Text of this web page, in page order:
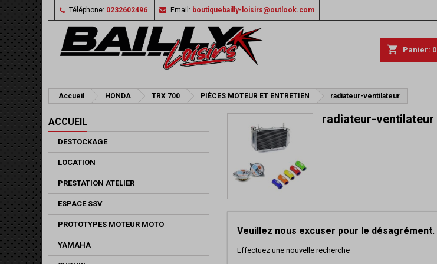
Téléphone: 0232602496 Email: boutiquebailly-loisirs@outlook.com
shopping_cart Panier: 0
Accueil HONDA TRX 700 PIÈCES MOTEUR ET ENTRETIEN radiateur-ventilateur
ACCUEIL
DESTOCKAGE
LOCATION
PRESTATION ATELIER
ESPACE SSV
PROTOTYPES MOTEUR MOTO
YAMAHA
radiateur-ventilateur
Veuillez nous excuser pour le désagrément.
Effectuez une nouvelle recherche